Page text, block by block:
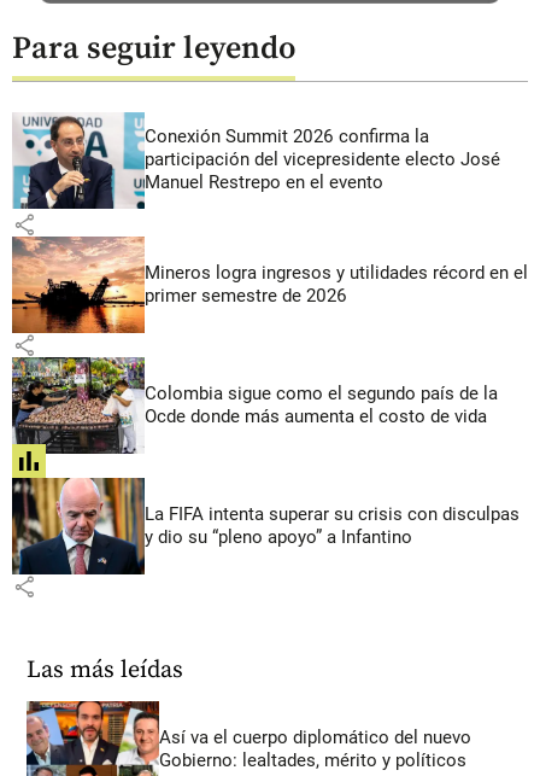
Para seguir leyendo
Conexión Summit 2026 confirma la
participación del vicepresidente electo José
Manuel Restrepo en el evento
share
Mineros logra ingresos y utilidades récord en el
primer semestre de 2026
share
Colombia sigue como el segundo país de la
Ocde donde más aumenta el costo de vida
share
La FIFA intenta superar su crisis con disculpas
y dio su “pleno apoyo” a Infantino
share
Las más leídas
Así va el cuerpo diplomático del nuevo
Gobierno: lealtades, mérito y políticos